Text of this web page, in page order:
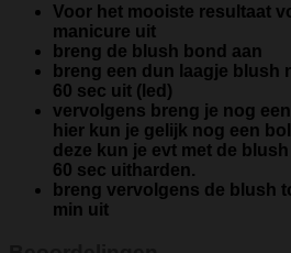
Voor het mooiste resultaat
manicure uit
breng de blush bond aan
breng een dun laagje blush
60 sec uit (led)
vervolgens breng je nog
hier kun je gelijk nog een
deze kun je evt met de
60 sec uitharden.
breng vervolgens de blush
min uit